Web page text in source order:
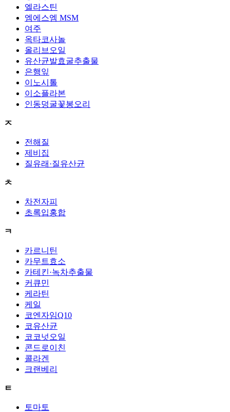
엘라스틴
엠에스엠 MSM
여주
옥타코사놀
올리브오일
유산균발효굴추출물
은행잎
이노시톨
이소플라본
인동덩굴꽃봉오리
ㅈ
전해질
제비집
질유래·질유산균
ㅊ
차전자피
초록입홍합
ㅋ
카르니틴
카무트효소
카테킨·녹차추출물
커큐민
케라틴
케일
코엔자임Q10
코유산균
코코넛오일
콘드로이친
콜라겐
크랜베리
ㅌ
토마토